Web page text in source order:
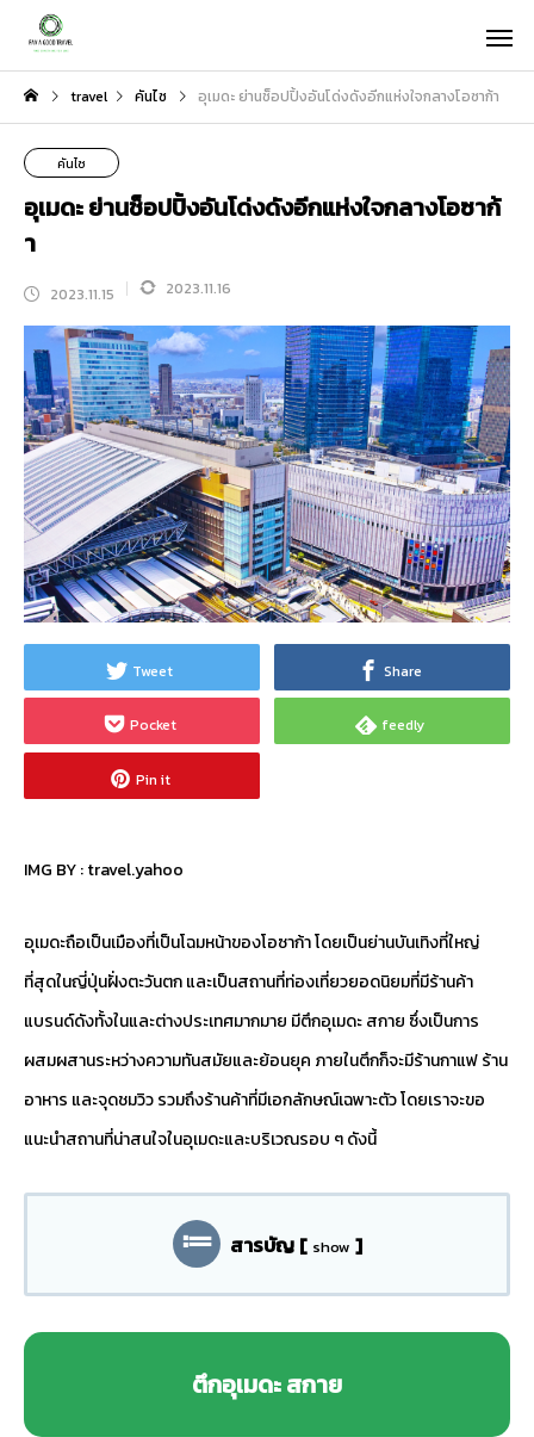
travel คันไซ อุเมดะ ย่านช็อปปิ้งอันโด่งดังอีกแห่งใจกลางโอซาก้า
คันไซ
อุเมดะ ย่านช็อปปิ้งอันโด่งดังอีกแห่งใจกลางโอซาก้
า
2023.11.15 2023.11.16
Tweet Share
Pocket feedly
Pin it
IMG BY :travel.yahoo
อุเมดะถือเป็นเมืองที่เป็นโฉมหน้าของโอซาก้า โดยเป็นย่านบันเทิงที่ใหญ่
ที่สุดในญี่ปุ่นฝั่งตะวันตก และเป็นสถานที่ท่องเที่ยวยอดนิยมที่มีร้านค้า
แบรนด์ดังทั้งในและต่างประเทศมากมาย มีตึกอุเมดะ สกาย ซึ่งเป็นการ
ผสมผสานระหว่างความทันสมัยและย้อนยุค ภายในตึกก็จะมีร้านกาแฟ ร้าน
อาหาร และจุดชมวิว รวมถึงร้านค้าที่มีเอกลักษณ์เฉพาะตัว โดยเราจะขอ
แนะนำสถานที่น่าสนใจในอุเมดะและบริเวณรอบ ๆ ดังนี้
สารบัญ [ show ]
ตึกอุเมดะ สกาย